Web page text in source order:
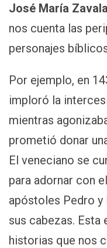
José María Zavala
nos cuenta las
personajes
Por ejemplo, en
imploró la
mientras
prometió donar
El veneciano se
para adornar con
apóstoles Pedro y
sus cabezas. Esta
historias que nos